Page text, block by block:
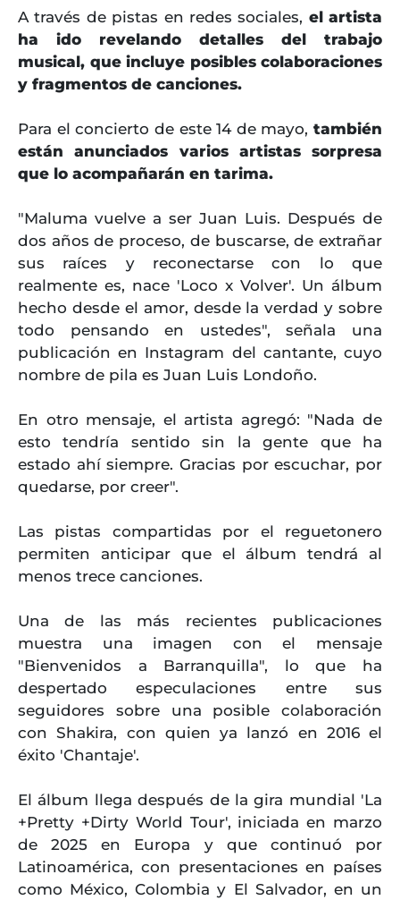
A través de pistas en redes sociales, el artista
ha ido revelando detalles del trabajo
musical, que incluye posibles colaboraciones
y fragmentos de canciones.
Para el concierto de este 14 de mayo, también
están anunciados varios artistas sorpresa
que lo acompañarán en tarima.
"Maluma vuelve a ser Juan Luis. Después de
dos años de proceso, de buscarse, de extrañar
sus raíces y reconectarse con lo que
realmente es, nace 'Loco x Volver'. Un álbum
hecho desde el amor, desde la verdad y sobre
todo pensando en ustedes", señala una
publicación en Instagram del cantante, cuyo
nombre de pila es Juan Luis Londoño.
En otro mensaje, el artista agregó: "Nada de
esto tendría sentido sin la gente que ha
estado ahí siempre. Gracias por escuchar, por
quedarse, por creer".
Las pistas compartidas por el reguetonero
permiten anticipar que el álbum tendrá al
menos trece canciones.
Una de las más recientes publicaciones
muestra una imagen con el mensaje
"Bienvenidos a Barranquilla", lo que ha
despertado especulaciones entre sus
seguidores sobre una posible colaboración
con Shakira, con quien ya lanzó en 2016 el
éxito 'Chantaje'.
El álbum llega después de la gira mundial 'La
+Pretty +Dirty World Tour', iniciada en marzo
de 2025 en Europa y que continuó por
Latinoamérica, con presentaciones en países
como México, Colombia y El Salvador, en un